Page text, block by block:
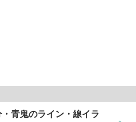
青鬼のライン・線イラ